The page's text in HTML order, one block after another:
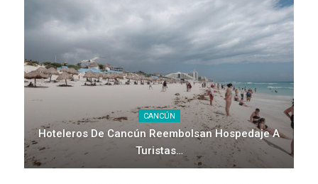
CANCÚN
Hoteleros De Cancún Reembolsan Hospedaje A
Turistas…